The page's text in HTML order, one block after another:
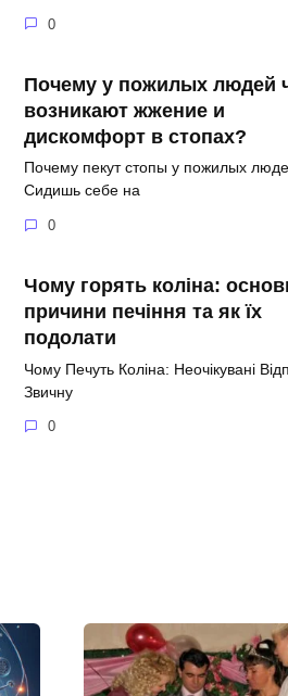
0
Почему у пожилых людей
возникают жжение и
дискомфорт в стопах?
Почему пекут стопы у пожилых
Сидишь себе на
0
Чому горять коліна:
причини печіння та як їх
подолати
Чому Печуть Коліна: Неочікувані
Звичну
0